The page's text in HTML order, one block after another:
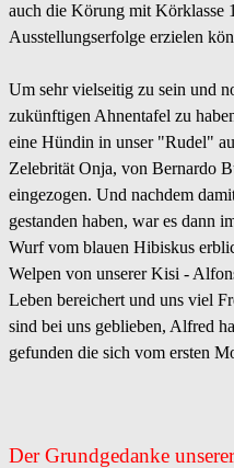
auch die Körung mit Körklasse
Ausstellungserfolge erzielen
Um sehr vielseitig zu sein und
zukünftigen Ahnentafel zu
eine Hündin in unser "Rudel"
Zelebrität Onja, von Bernardo
eingezogen. Und nachdem
gestanden haben, war es dann
Wurf vom blauen Hibiskus
Welpen von unserer Kisi -
Leben bereichert und uns viel
sind bei uns geblieben, Alfred
gefunden die sich vom ersten
Der Grundgedanke